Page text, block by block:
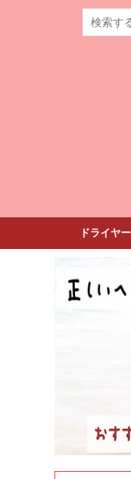
ドライヤー